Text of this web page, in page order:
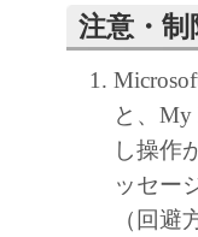
とい
独占
ユー
改変
は逆
注意・制
と、My
し操作
ッセー
（回避